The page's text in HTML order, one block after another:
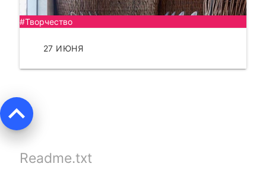
#Творчество
27 ИЮНЯ
keyboard_arrow_up
Readme.txt